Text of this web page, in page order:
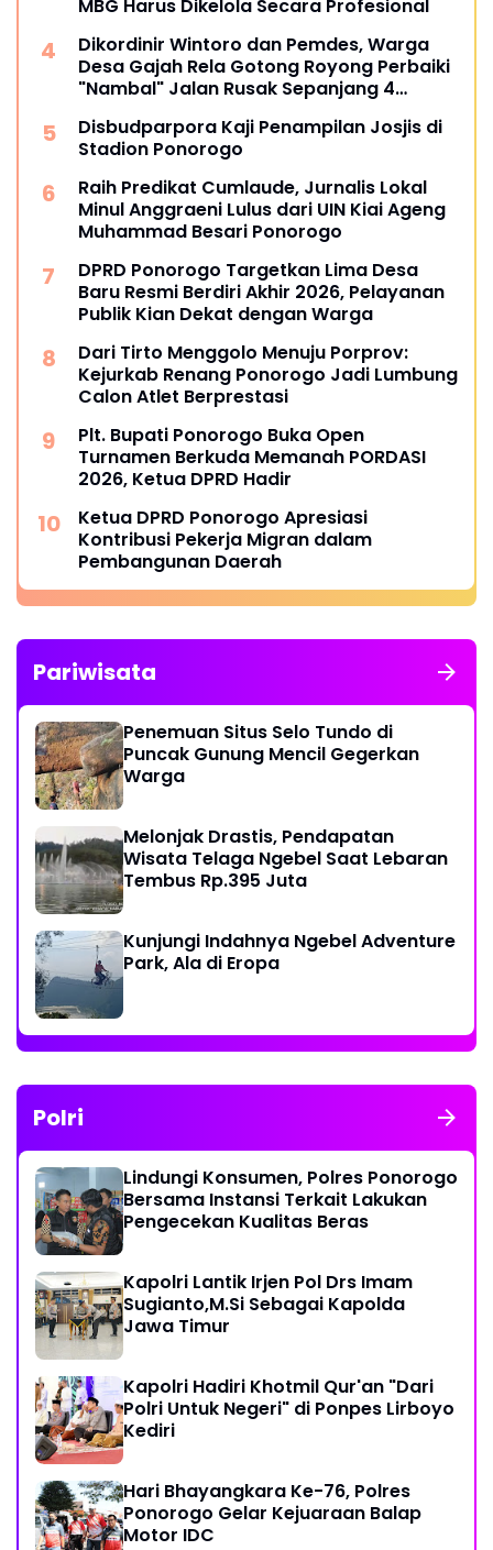
MBG Harus Dikelola Secara Profesional
Dikordinir Wintoro dan Pemdes, Warga
Desa Gajah Rela Gotong Royong Perbaiki
"Nambal" Jalan Rusak Sepanjang 4
Disbudparpora Kaji Penampilan Josjis di
Stadion Ponorogo
Raih Predikat Cumlaude, Jurnalis Lokal
Minul Anggraeni Lulus dari UIN Kiai Ageng
Muhammad Besari Ponorogo
DPRD Ponorogo Targetkan Lima Desa
Baru Resmi Berdiri Akhir 2026, Pelayanan
Publik Kian Dekat dengan Warga
Dari Tirto Menggolo Menuju Porprov:
Kejurkab Renang Ponorogo Jadi Lumbung
Calon Atlet Berprestasi
Plt. Bupati Ponorogo Buka Open
Turnamen Berkuda Memanah PORDASI
2026, Ketua DPRD Hadir
Ketua DPRD Ponorogo Apresiasi
Kontribusi Pekerja Migran dalam
Pembangunan Daerah
Pariwisata
Penemuan Situs Selo Tundo di
Puncak Gunung Mencil Gegerkan
Warga
Melonjak Drastis, Pendapatan
Wisata Telaga Ngebel Saat Lebaran
Tembus Rp.395 Juta
Kunjungi Indahnya Ngebel Adventure
Park, Ala di Eropa
Polri
Lindungi Konsumen, Polres Ponorogo
Bersama Instansi Terkait Lakukan
Pengecekan Kualitas Beras
Kapolri Lantik Irjen Pol Drs Imam
Sugianto,M.Si Sebagai Kapolda
Jawa Timur
Kapolri Hadiri Khotmil Qur'an "Dari
Polri Untuk Negeri" di Ponpes Lirboyo
Kediri
Hari Bhayangkara Ke-76, Polres
Ponorogo Gelar Kejuaraan Balap
Motor IDC